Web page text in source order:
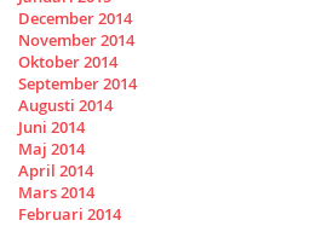
December 2014
November 2014
Oktober 2014
September 2014
Augusti 2014
Juni 2014
Maj 2014
April 2014
Mars 2014
Februari 2014